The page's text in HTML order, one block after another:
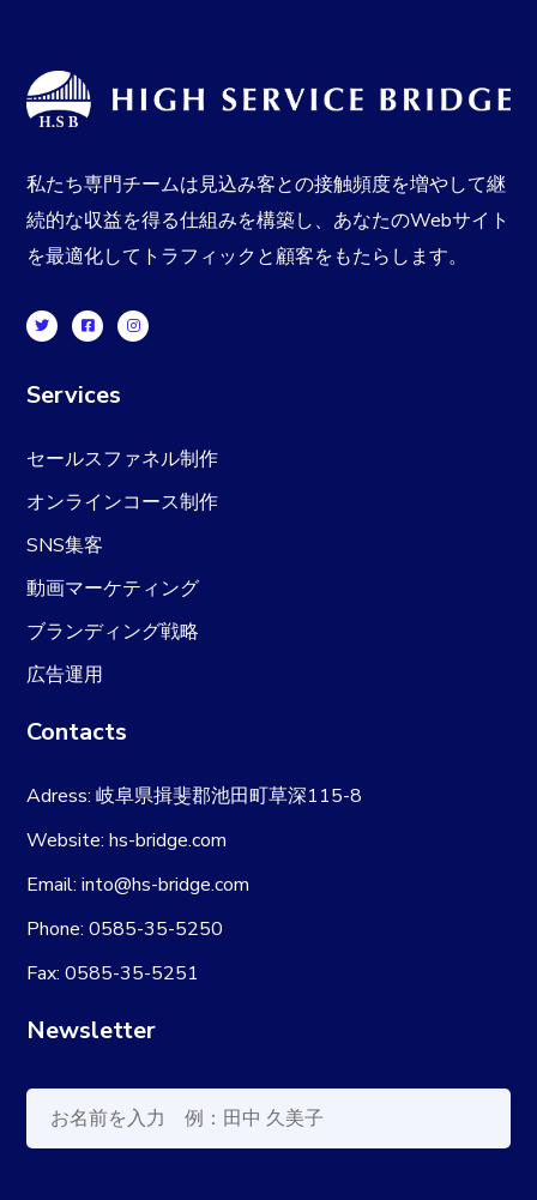
私たち専門チームは見込み客との接触頻度を増やして継
続的な収益を得る仕組みを構築し、あなたのWebサイト
を最適化してトラフィックと顧客をもたらします。
Services
セールスファネル制作
オンラインコース制作
SNS集客
動画マーケティング
ブランディング戦略
広告運用
Contacts
Adress: 岐阜県揖斐郡池田町草深115-8
Website: hs-bridge.com
Email: into@hs-bridge.com
Phone: 0585-35-5250
Fax: 0585-35-5251
Newsletter